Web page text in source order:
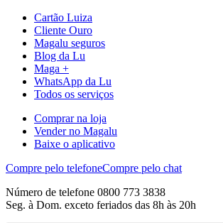
Cartão Luiza
Cliente Ouro
Magalu seguros
Blog da Lu
Maga +
WhatsApp da Lu
Todos os serviços
Comprar na loja
Vender no Magalu
Baixe o aplicativo
Compre pelo telefoneCompre pelo chat
Número de telefone 0800 773 3838
Seg. à Dom. exceto feriados das 8h às 20h